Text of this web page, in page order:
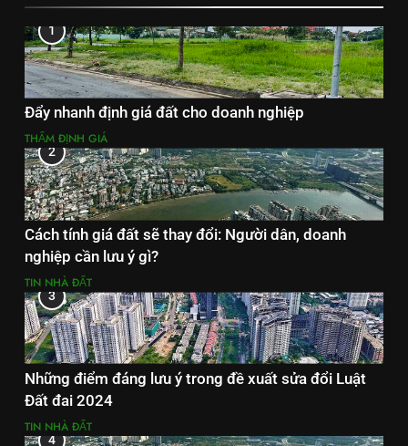
1
Đẩy nhanh định giá đất cho doanh nghiệp
THẨM ĐỊNH GIÁ
2
Cách tính giá đất sẽ thay đổi: Người dân, doanh
nghiệp cần lưu ý gì?
TIN NHÀ ĐẤT
3
Những điểm đáng lưu ý trong đề xuất sửa đổi Luật
Đất đai 2024
TIN NHÀ ĐẤT
4